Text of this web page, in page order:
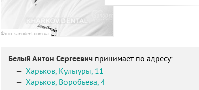
Фото: sanodent.com.ua
Белый Антон Сергеевич принимает по адресу:
Харьков, Культуры, 11
Харьков, Воробьева, 4